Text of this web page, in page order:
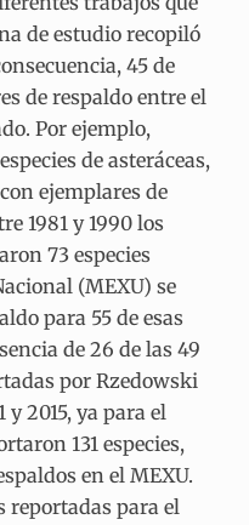
de estudio recopiló
45 de
de respaldo entre el
Por ejemplo,
de asteráceas,
ejemplares de
1981 y 1990 los
73 especies
(MEXU) se
para 55 de esas
de 26 de las 49
por Rzedowski
y 2015, ya para el
131 especies,
en el MEXU.
reportadas para el